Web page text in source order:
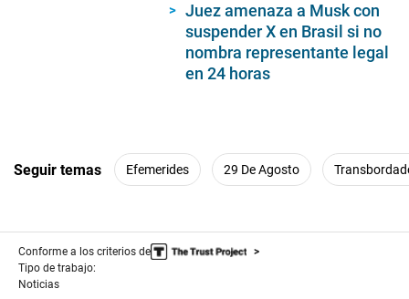
Juez amenaza a Musk con
suspender X en Brasil si no
nombra representante legal
en 24 horas
Seguir temas Efemerides 29 De Agosto
Conforme a los criterios de
Tipo de trabajo:
Noticias